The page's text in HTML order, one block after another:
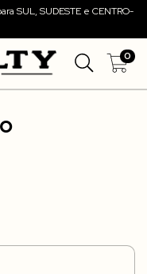
SUL, SUDESTE e CENTRO-
0